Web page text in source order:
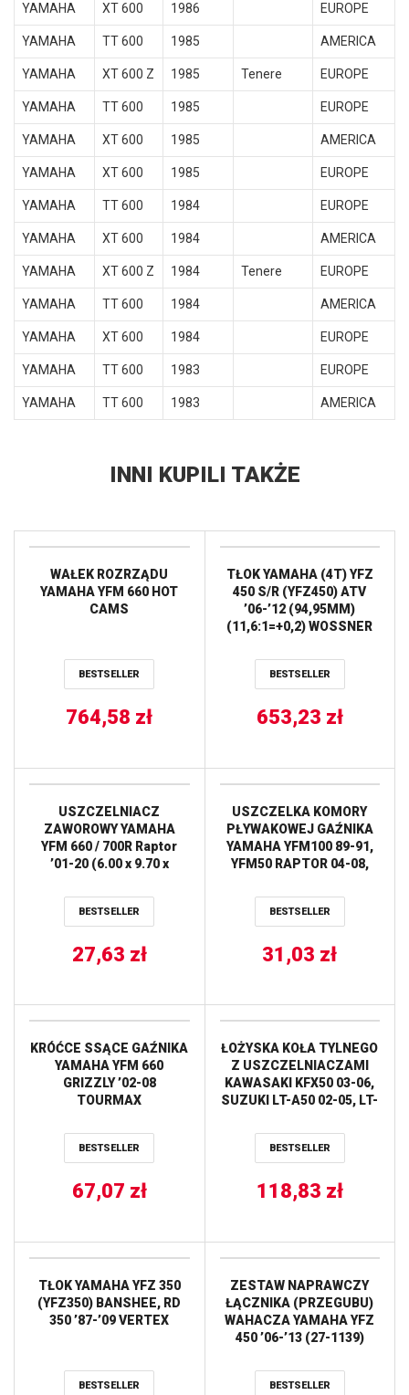
YAMAHA XT 600 1986 EUROPE
YAMAHA TT 600 1985 AMERICA
YAMAHA XT 600 Z 1985 Tenere EUROPE
YAMAHA TT 600 1985 EUROPE
YAMAHA XT 600 1985 AMERICA
YAMAHA XT 600 1985 EUROPE
YAMAHA TT 600 1984 EUROPE
YAMAHA XT 600 1984 AMERICA
YAMAHA XT 600 Z 1984 Tenere EUROPE
YAMAHA TT 600 1984 AMERICA
YAMAHA XT 600 1984 EUROPE
YAMAHA TT 600 1983 EUROPE
YAMAHA TT 600 1983 AMERICA
INNI KUPILI TAKŻE
WAŁEK ROZRZĄDU
YAMAHA YFM 660 HOT
CAMS
BESTSELLER
764,58 zł
TŁOK YAMAHA (4T) YFZ
450 S/R (YFZ450) ATV
’06-’12 (94,95MM)
(11,6:1=+0,2) WOSSNER
BESTSELLER
653,23 zł
USZCZELNIACZ
ZAWOROWY YAMAHA
YFM 660 / 700R Raptor
’01-20 (6.00 x 9.70 x
PROX
BESTSELLER
27,63 zł
USZCZELKA KOMORY
PŁYWAKOWEJ GAŹNIKA
YAMAHA YFM100 89-91,
YFM50 RAPTOR 04-08,
YFM80 GRIZZLY 05-08,
YFM80 RAPTOR 02-08
BESTSELLER
31,03 zł
KRÓĆCE SSĄCE GAŹNIKA
YAMAHA YFM 660
GRIZZLY ’02-08
TOURMAX
BESTSELLER
67,07 zł
ŁOŻYSKA KOŁA TYLNEGO
Z USZCZELNIACZAMI
KAWASAKI KFX50 03-06,
SUZUKI LT-A50 02-05, LT-
YFM100 87-88, YFM80
BADGER 85-88 ALL BALLS
BESTSELLER
118,83 zł
TŁOK YAMAHA YFZ 350
(YFZ350) BANSHEE, RD
350 ’87-’09 VERTEX
BESTSELLER
ZESTAW NAPRAWCZY
ŁĄCZNIKA (PRZEGUBU)
WAHACZA YAMAHA YFZ
450 ’06-’13 (27-1139)
BESTSELLER